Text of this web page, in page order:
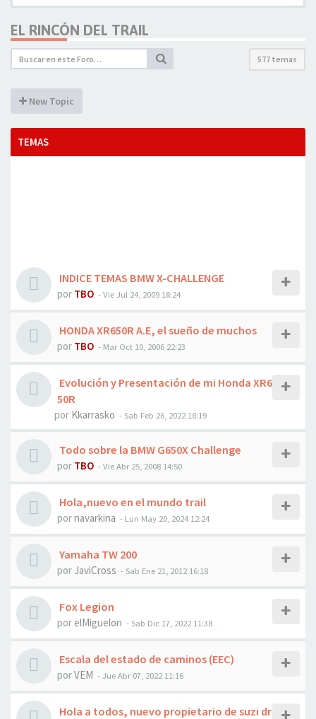
EL RINCÓN DEL TRAIL
577 temas
New Topic
TEMAS
INDICE TEMAS BMW X-CHALLENGE
por TBO - Vie Jul 24, 2009 18:24
HONDA XR650R A.E, el sueño de muchos
por TBO - Mar Oct 10, 2006 22:23
Evolución y Presentación de mi Honda XR6
50R
por Kkarrasko - Sab Feb 26, 2022 18:19
Todo sobre la BMW G650X Challenge
por TBO - Vie Abr 25, 2008 14:50
Hola,nuevo en el mundo trail
pornavarkina - Lun May 20, 2024 12:24
Yamaha TW 200
por JaviCross - Sab Ene 21, 2012 16:18
Fox Legion
por elMiguelon - Sab Dic 17, 2022 11:38
Escala del estado de caminos (EEC)
porVEM - Jue Abr 07, 2022 11:16
Hola a todos, nuevo propietario de suzi dr